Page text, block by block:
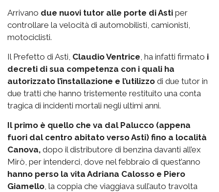
Arrivano due nuovi tutor alle porte di Asti per
controllare la velocità di automobilisti, camionisti,
motociclisti.
Il Prefetto di Asti, Claudio Ventrice, ha infatti firmato i
decreti di sua competenza con i quali ha
autorizzato l’installazione e l’utilizzo di due tutor in
due tratti che hanno tristemente restituito una conta
tragica di incidenti mortali negli ultimi anni.
Il primo è quello che va dal Palucco (appena
fuori dal centro abitato verso Asti) fino a località
Canova, dopo il distributore di benzina davanti all’ex
Mirò, per intenderci, dove nel febbraio di quest’anno
hanno perso la vita Adriana Calosso e Piero
Giamello, la coppia che viaggiava sull’auto travolta